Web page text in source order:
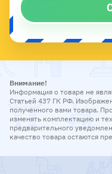
Внимание!
Информация о товаре не
Статьей 437 ГК РФ.
полученного вами товара.
изменять комплектацию и
предварительного
качество товара остаются